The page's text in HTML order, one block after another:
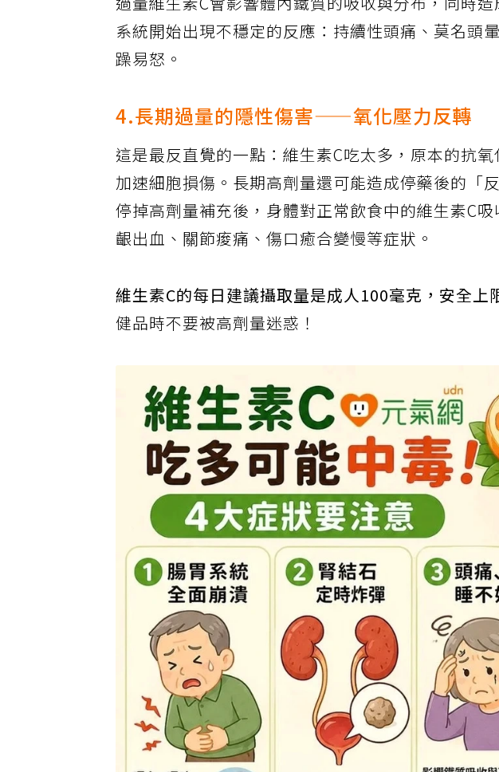
過量維生素C會影響體內鐵質的吸收與分布，同時
系統開始出現不穩定的反應：持續性頭痛、莫名頭
躁易怒。
4.長期過量的隱性傷害——氧化壓力反轉
這是最反直覺的一點：維生素C吃太多，原本的抗
加速細胞損傷。長期高劑量還可能造成停藥後的
停掉高劑量補充後，身體對正常飲食中的維生素C
齦出血、關節痠痛、傷口癒合變慢等症狀。
維生素C的每日建議攝取量是成人100毫克，安全
健品時不要被高劑量迷惑！